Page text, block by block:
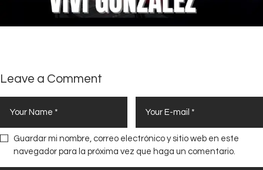
Leave a Comment
Guardar mi nombre, correo electrónico y sitio web en este
navegador para la próxima vez que haga un comentario.